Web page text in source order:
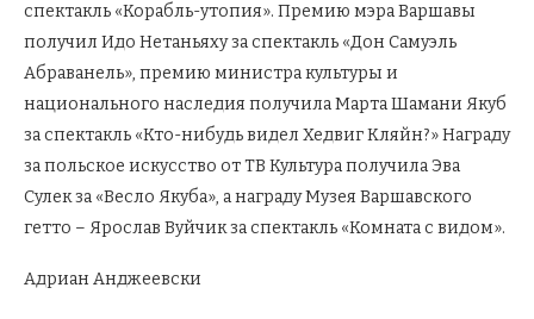
спектакль «Корабль-утопия». Премию мэра Варшавы
получил Идо Нетаньяху за спектакль «Дон Самуэль
Абраванель», премию министра культуры и
национального наследия получила Марта Шамани Якуб
за спектакль «Кто-нибудь видел Хедвиг Кляйн?» Награду
за польское искусство от ТВ Культура получила Эва
Сулек за «Весло Якуба», а награду Музея Варшавского
гетто – Ярослав Вуйчик за спектакль «Комната с видом».
Адриан Анджеевски